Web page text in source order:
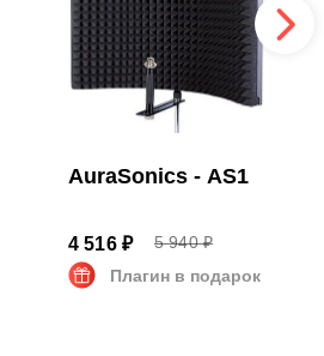
AuraSonics - AS1
4 516 ₽
5 940 ₽
Плагин в подарок